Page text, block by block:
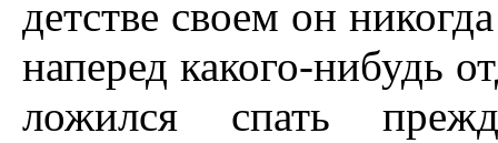
детстве своем он
наперед какого-нибудь
ложился спать